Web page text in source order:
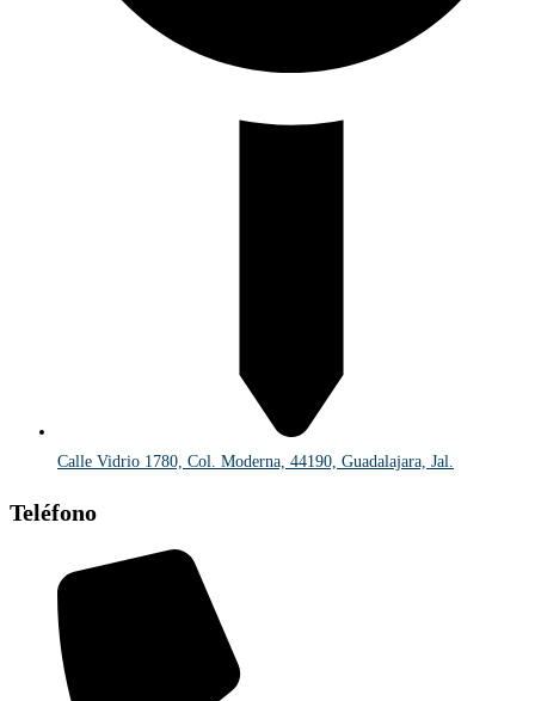
Calle Vidrio 1780, Col. Moderna, 44190, Guadalajara, Jal.
Teléfono